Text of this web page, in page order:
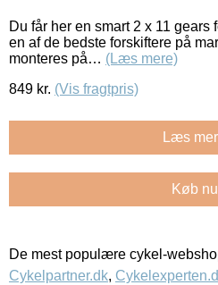
Du får her en smart 2 x 11 gears
en af de bedste forskiftere på
monteres på… (Læs mere)
849 kr. (Vis fragtpris)
Læs
Køb
De mest populære cykel-
Cykelpartner.dk,